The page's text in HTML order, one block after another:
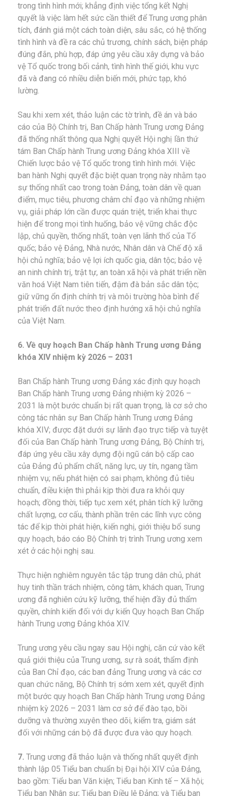
trong tình hình mới; khẳng định việc tổng kết Nghị
quyết là việc làm hết sức cần thiết để Trung ương phân
tích, đánh giá một cách toàn diện, sâu sắc, có hệ thống
tình hình và đề ra các chủ trương, chính sách, biện pháp
đúng đắn, phù hợp, đáp ứng yêu cầu xây dựng và bảo
vệ Tổ quốc trong bối cảnh, tình hình thế giới, khu vực
đã và đang có nhiều diễn biến mới, phức tạp, khó
lường.
Sau khi xem xét, thảo luận các tờ trình, đề án và báo
cáo của Bộ Chính trị, Ban Chấp hành Trung ương Đảng
đã thống nhất thông qua Nghị quyết Hội nghị lần thứ
tám Ban Chấp hành Trung ương Đảng khóa XIII về
Chiến lược bảo vệ Tổ quốc trong tình hình mới. Việc
ban hành Nghị quyết đặc biệt quan trọng này nhằm tạo
sự thống nhất cao trong toàn Đảng, toàn dân về quan
điểm, mục tiêu, phương châm chỉ đạo và những nhiệm
vụ, giải pháp lớn cần được quán triệt, triển khai thực
hiện để trong mọi tình huống, bảo vệ vững chắc độc
lập, chủ quyền, thống nhất, toàn vẹn lãnh thổ của Tổ
quốc; bảo vệ Đảng, Nhà nước, Nhân dân và Chế độ xã
hội chủ nghĩa; bảo vệ lợi ích quốc gia, dân tộc; bảo vệ
an ninh chính trị, trật tự, an toàn xã hội và phát triển nền
văn hoá Việt Nam tiên tiến, đậm đà bản sắc dân tộc;
giữ vững ổn định chính trị và môi trường hòa bình để
phát triển đất nước theo định hướng xã hội chủ nghĩa
của Việt Nam.
6. Về quy hoạch Ban Chấp hành Trung ương Đảng
khóa XIV nhiệm kỳ 2026 – 2031
Ban Chấp hành Trung ương Đảng xác định quy hoạch
Ban Chấp hành Trung ương Đảng nhiệm kỳ 2026 –
2031 là một bước chuẩn bị rất quan trọng, là cơ sở cho
công tác nhân sự Ban Chấp hành Trung ương Đảng
khóa XIV; được đặt dưới sự lãnh đạo trực tiếp và tuyệt
đối của Ban Chấp hành Trung ương Đảng, Bộ Chính trị,
đáp ứng yêu cầu xây dựng đội ngũ cán bộ cấp cao
của Đảng đủ phẩm chất, năng lực, uy tín, ngang tầm
nhiệm vụ; nếu phát hiện có sai phạm, không đủ tiêu
chuẩn, điều kiện thì phải kịp thời đưa ra khỏi quy
hoạch; đồng thời, tiếp tục xem xét, phân tích kỹ lưỡng
chất lượng, cơ cấu, thành phần trên các lĩnh vực công
tác để kịp thời phát hiện, kiến nghị, giới thiệu bổ sung
quy hoạch, báo cáo Bộ Chính trị trình Trung ương xem
xét ở các hội nghị sau.
Thực hiện nghiêm nguyên tắc tập trung dân chủ, phát
huy tinh thần trách nhiệm, công tâm, khách quan, Trung
ương đã nghiên cứu kỹ lưỡng, thể hiện đầy đủ thẩm
quyền, chính kiến đối với dự kiến Quy hoạch Ban Chấp
hành Trung ương Đảng khóa XIV.
Trung ương yêu cầu ngay sau Hội nghị, căn cứ vào kết
quả giới thiệu của Trung ương, sự rà soát, thẩm định
của Ban Chỉ đạo, các ban đảng Trung ương và các cơ
quan chức năng, Bộ Chính trị sớm xem xét, quyết định
một bước quy hoạch Ban Chấp hành Trung ương Đảng
nhiệm kỳ 2026 – 2031 làm cơ sở để đào tạo, bồi
dưỡng và thường xuyên theo dõi, kiểm tra, giám sát
đối với những cán bộ đã được đưa vào quy hoạch.
7. Trung ương đã thảo luận và thống nhất quyết định
thành lập 05 Tiểu ban chuẩn bị Đại hội XIV của Đảng,
bao gồm: Tiểu ban Văn kiện; Tiểu ban Kinh tế – Xã hội;
Tiểu ban Nhân sự; Tiểu ban Điều lệ Đảng; và Tiểu ban